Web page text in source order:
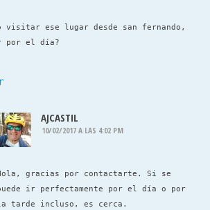
visitar ese lugar desde san fernando,
por el día?
AJCASTIL
10/02/2017 A LAS 4:02 PM
gracias por contactarte. Si se
ir perfectamente por el día o por
tarde incluso, es cerca.